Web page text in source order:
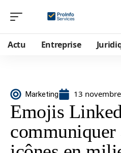
Actu Entreprise
Marketing 13
Emojis
communiquer